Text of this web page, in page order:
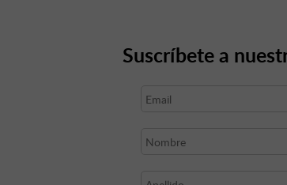
Suscríbete a